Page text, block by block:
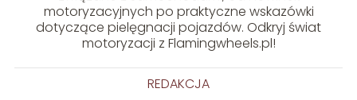
motoryzacyjnych po praktyczne wskazówki
dotyczące pielęgnacji pojazdów. Odkryj świat
motoryzacji z Flamingwheels.pl!
REDAKCJA